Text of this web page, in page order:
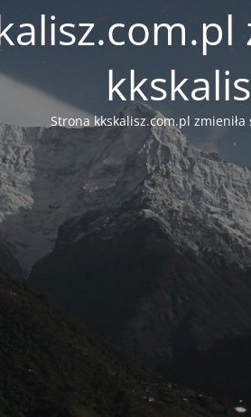
Strona kkskalisz.com.pl